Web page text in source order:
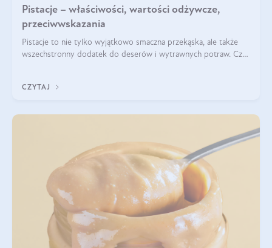
Pistacje – właściwości, wartości odżywcze,
przeciwwskazania
Pistacje to nie tylko wyjątkowo smaczna przekąska, ale także
wszechstronny dodatek do deserów i wytrawnych potraw. Czy
CZYTAJ